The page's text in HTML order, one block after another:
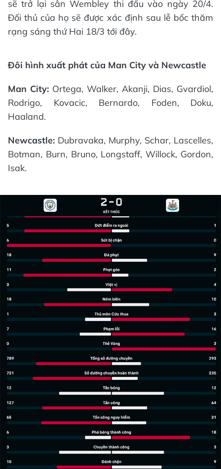
sẽ trở lại sân Wembley thi đấu vào ngày 20/4.
Đối thủ của họ sẽ được xác định sau lễ bốc thăm
rạng sáng thứ Hai 18/3 tới đây.
Đôi hình xuất phát của Man City và Newcastle
Man City: Ortega, Walker, Akanji, Dias, Gvardiol,
Rodrigo, Kovacic, Bernardo, Foden, Doku,
Haaland.
Newcastle: Dubravaka, Murphy, Schar, Lascelles,
Botman, Burn, Bruno, Longstaff, Willock, Gordon,
Isak.